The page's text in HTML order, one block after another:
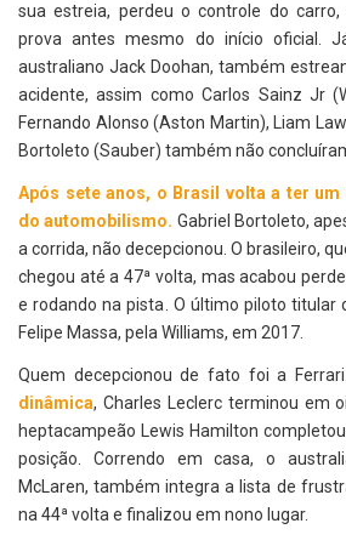
sua estreia, perdeu o controle do
prova antes mesmo do início oficial.
australiano Jack Doohan, também
acidente, assim como Carlos Sainz Jr
Fernando Alonso (Aston Martin), Liam
Bortoleto (Sauber) também não
Após sete anos, o Brasil volta a ter
do automobilismo. Gabriel Bortoleto,
a corrida, não decepcionou. O brasileiro,
chegou até a 47ª volta, mas acabou
e rodando na pista. O último piloto titular
Felipe Massa, pela Williams, em 2017.
Quem decepcionou de fato foi a Ferrari.
dinâmica, Charles Leclerc terminou em
heptacampeão Lewis Hamilton
posição. Correndo em casa, o
McLaren, também integra a lista de
na 44ª volta e finalizou em nono lugar.